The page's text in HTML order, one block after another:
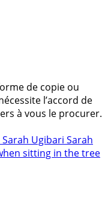
de copie ou
l’accord de
à vous le procurer.
Sarah Ugibari Sarah
sitting in the tree